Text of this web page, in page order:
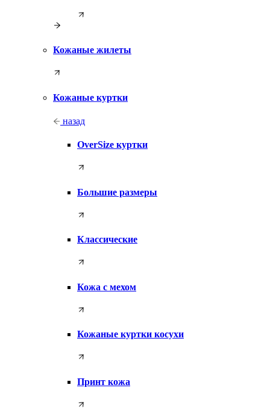
Кожаные жилеты
Кожаные куртки
назад
OverSize куртки
Большие размеры
Классические
Кожа с мехом
Кожаные куртки косухи
Принт кожа